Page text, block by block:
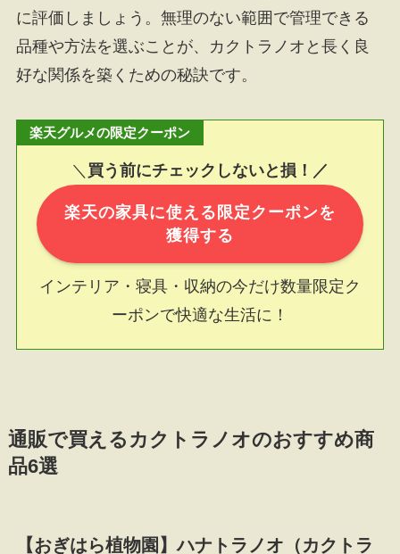
に評価しましょう。無理のない範囲で管理できる
品種や方法を選ぶことが、カクトラノオと長く良
好な関係を築くための秘訣です。
楽天グルメの限定クーポン
＼ 買う前にチェックしないと損！／
楽天の家具に使える限定クーポンを
獲得する
インテリア・寝具・収納の今だけ数量限定ク
ーポンで快適な生活に！
通販で買えるカクトラノオのおすすめ商
品6選
【おぎはら植物園】ハナトラノオ（カクトラ